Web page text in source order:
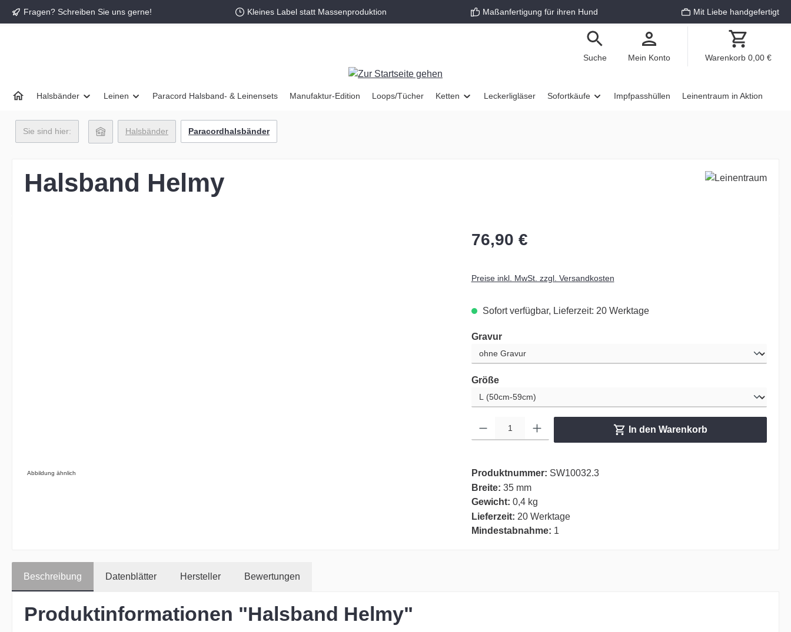
Zur Hauptnavigation springen
Fragen? Schreiben Sie uns gerne! Kleines Label statt Massenproduktion Maßanfertigung für ihren Hund Mit Liebe handgefertigt
Suche Mein Konto Warenkorb 0,00 €
Halsbänder Leinen Paracord Halsband- & Leinensets Manufaktur-Edition Loops/Tücher Ketten Leckerligläser Sofortkäufe Impfpasshüllen Leinentraum in Aktion
Sie sind hier: Halsbänder Paracordhalsbänder
Halsband Helmy
Abbildung ähnlich
76,90 €
Preise inkl. MwSt. zzgl. Versandkosten
Sofort verfügbar, Lieferzeit: 20 Werktage
Gravurauswählen
Größeauswählen
In den Warenkorb
Produktnummer: SW10032.3
Breite: 35 mm
Gewicht: 0,4 kg
Lieferzeit: 20 Werktage
Mindestabnahme: 1
Beschreibung Datenblätter Hersteller Bewertungen
Produktinformationen "Halsband Helmy"